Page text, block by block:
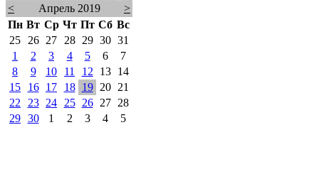
< Апрель 2019
>
Пн Вт Ср Чт Пт Сб Вс
25
26 27 28 29 30 31
1
2 3 4 5 6
7
8
9 10 11 12 13
14
15
16 17 18 19 20
21
22
23 24 25 26 27
28
29 30 1 2 3 4 5